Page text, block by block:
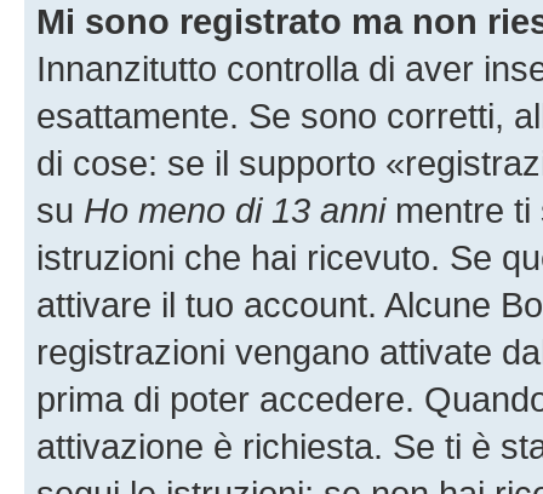
Mi sono registrato ma non
Innanzitutto controlla di aver
esattamente. Se sono corretti,
di cose: se il supporto
su Ho meno di 13 annimentre ti
istruzioni che hai ricevuto. Se
attivare il tuo account. Alcune
registrazioni vengano attivate
prima di poter accedere.
attivazione è richiesta. Se ti è